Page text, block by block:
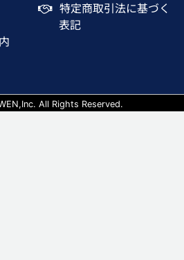
特定商取引法に基づく
表記
All Rights Reserved.